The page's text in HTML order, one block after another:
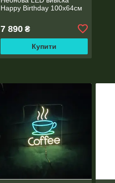
Happy Birthday 100х64cм
7 890₴
Купити